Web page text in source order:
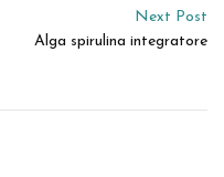
Next Post
Alga spirulina integratore